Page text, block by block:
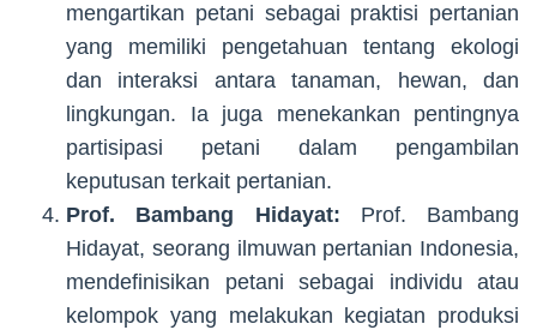
mengartikan petani sebagai praktisi pertanian
yang memiliki pengetahuan tentang ekologi
dan interaksi antara tanaman, hewan, dan
lingkungan. Ia juga menekankan pentingnya
partisipasi petani dalam pengambilan
keputusan terkait pertanian.
Prof. Bambang Hidayat: Prof. Bambang
Hidayat, seorang ilmuwan pertanian Indonesia,
mendefinisikan petani sebagai individu atau
kelompok yang melakukan kegiatan produksi